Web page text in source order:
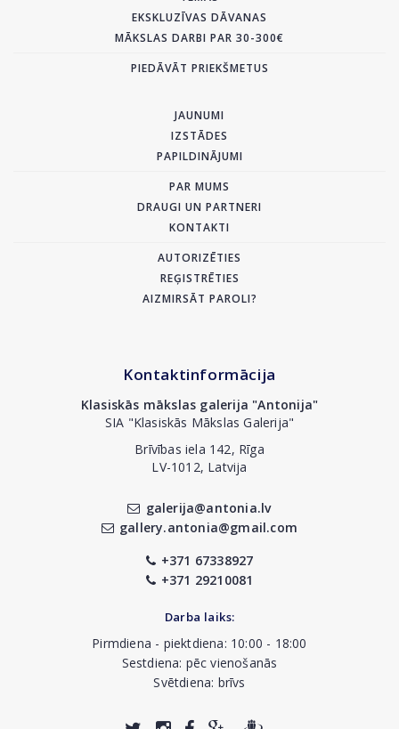
EKSKLUZĪVAS DĀVANAS
MĀKSLAS DARBI PAR 30-300€
PIEDĀVĀT PRIEKŠMETUS
JAUNUMI
IZSTĀDES
PAPILDINĀJUMI
PAR MUMS
DRAUGI UN PARTNERI
KONTAKTI
AUTORIZĒTIES
REĢISTRĒTIES
AIZMIRSĀT PAROLI?
Kontaktinformācija
Klasiskās mākslas galerija "Antonija"
SIA "Klasiskās Mākslas Galerija"
Brīvības iela 142, Rīga
LV-1012, Latvija
galerija@antonia.lv
gallery.antonia@gmail.com
+371 67338927
+371 29210081
Darba laiks:
Pirmdiena - piektdiena: 10:00 - 18:00
Sestdiena: pēc vienošanās
Svētdiena: brīvs